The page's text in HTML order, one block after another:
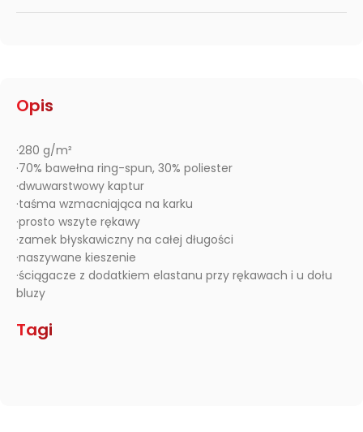
Opis
·280 g/m²
·70% bawełna ring-spun, 30% poliester
·dwuwarstwowy kaptur
·taśma wzmacniająca na karku
·prosto wszyte rękawy
·zamek błyskawiczny na całej długości
·naszywane kieszenie
·ściągacze z dodatkiem elastanu przy rękawach i u dołu
bluzy
Tagi